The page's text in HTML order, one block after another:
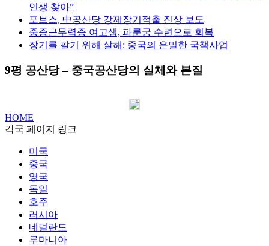
인생 찾아”
포브스, 中공산당 강제장기적출 진상 보도
중증근무력증 여고생, 파룬궁 수련으로 회복
장기를 팔기 위해 살해: 중국의 은밀한 국책사업
9평 공산당 – 중국공산당의 실체와 본질
HOME
각국 페이지 링크
미국
중국
영국
독일
호주
러시아
네덜란드
루마니아